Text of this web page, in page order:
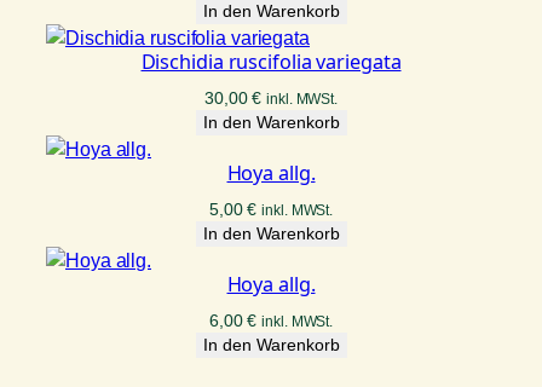
In den Warenkorb
Dischidia ruscifolia variegata
30,00€ inkl. MWSt.
In den Warenkorb
Hoya allg.
5,00€ inkl. MWSt.
In den Warenkorb
Hoya allg.
6,00€ inkl. MWSt.
In den Warenkorb